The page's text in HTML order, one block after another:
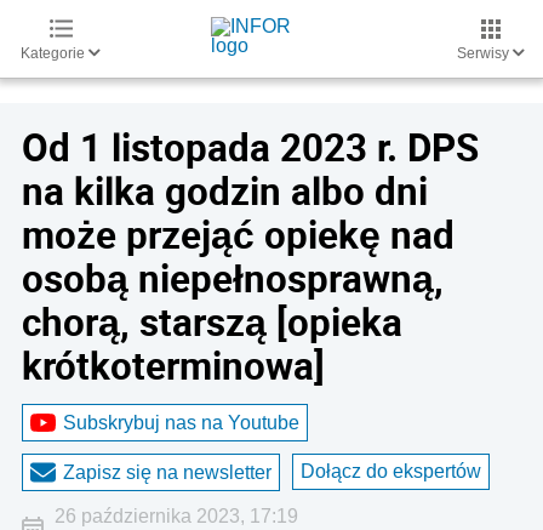
Kategorie Serwisy
Od 1 listopada 2023 r. DPS
na kilka godzin albo dni
może przejąć opiekę nad
osobą niepełnosprawną,
chorą, starszą [opieka
krótkoterminowa]
Subskrybuj nas na Youtube
Zapisz się na newsletter Dołącz do ekspertów
26 października 2023, 17:19